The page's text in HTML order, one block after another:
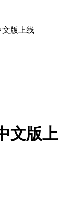
文版上线
文版上